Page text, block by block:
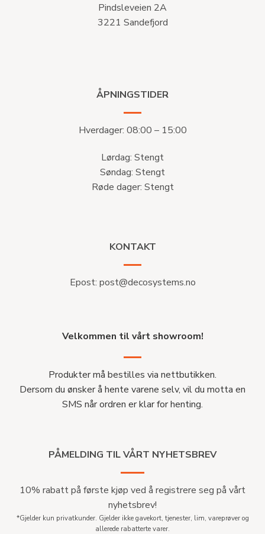
Pindsleveien 2A
3221 Sandefjord
ÅPNINGSTIDER
Hverdager: 08:00 – 15:00
Lørdag: Stengt
Søndag: Stengt
Røde dager: Stengt
KONTAKT
Epost: post@decosystems.no
Velkommen til vårt showroom!
Produkter må bestilles via nettbutikken.
Dersom du ønsker å hente varene selv, vil du motta en
SMS når ordren er klar for henting.
PÅMELDING TIL VÅRT NYHETSBREV
10% rabatt på første kjøp ved å registrere seg på vårt
nyhetsbrev!
*Gjelder kun privatkunder. Gjelder ikke gavekort, tjenester, lim, vareprøver og
allerede rabatterte varer.